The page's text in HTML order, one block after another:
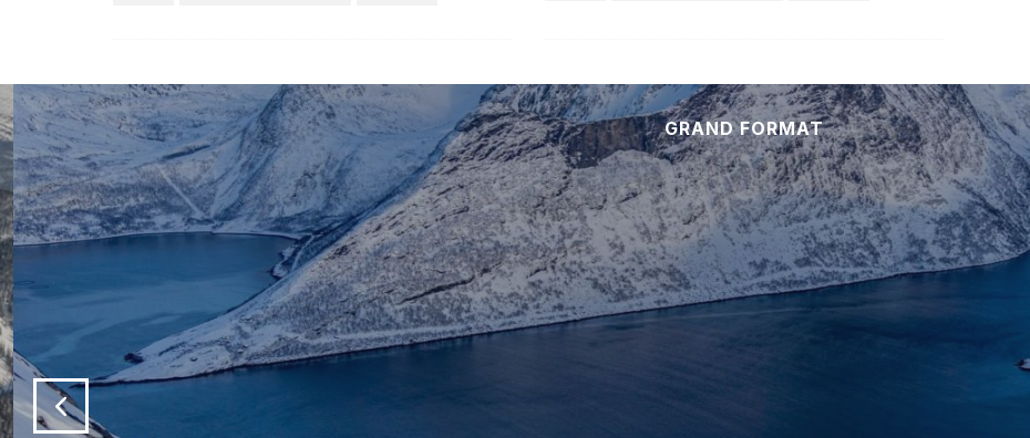
GRAND FORMAT